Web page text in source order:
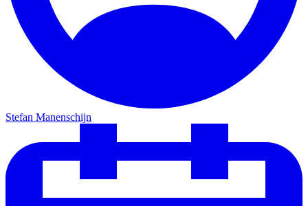
Stefan Manenschijn